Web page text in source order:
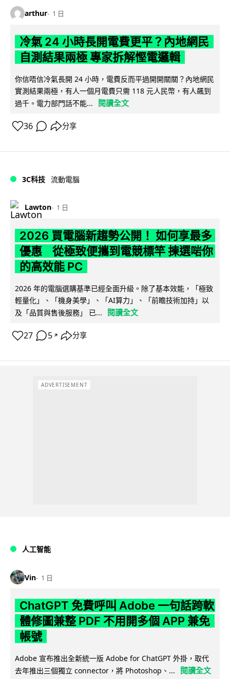
arthur 1 日
冷氣 24 小時長開電費更平？內地網民
自測結果兩極 專家拆解慳電邏輯
你信唔信冷氣長開 24 小時，電費反而平過開開關關？內地網民
實測結果兩極，有人一個月電費只需 118 元人民幣，有人飆到
過千。電力部門話不能...
閱讀全文
36 分享
3C科技 流動電腦
Lawton 1 日
2026 買電腦新趨勢公開！ 如何享最多
優惠 從極致便攜到電競標竿 揀選啱你
的高效能 PC
2026 年的電腦選購基準已經全面升級。除了基本效能，「極致
輕量化」、「機身美學」、「AI算力」、「前瞻技術加持」以
及「品質與售後服務」 已...
閱讀全文
27 5 ↗ 分享
ADVERTISEMENT
人工智能
Vin 1 日
ChatGPT 免費呼叫 Adobe 一句話跨軟
體修圖兼整 PDF 不用開多個 APP 兼免
帳號
Adobe 宣布推出全新統一版 Adobe for ChatGPT 外掛，取代
去年推出三個獨立 connector，將 Photoshop、...
閱讀全文